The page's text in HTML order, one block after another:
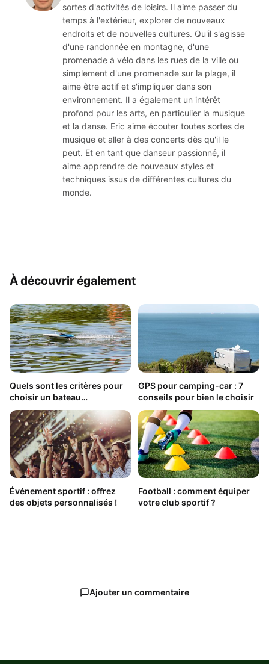
sortes d'activités de loisirs. Il aime passer du
temps à l'extérieur, explorer de nouveaux
endroits et de nouvelles cultures. Qu'il s'agisse
d'une randonnée en montagne, d'une
promenade à vélo dans les rues de la ville ou
simplement d'une promenade sur la plage, il
aime être actif et s'impliquer dans son
environnement. Il a également un intérêt
profond pour les arts, en particulier la musique
et la danse. Eric aime écouter toutes sortes de
musique et aller à des concerts dès qu'il le
peut. Et en tant que danseur passionné, il
aime apprendre de nouveaux styles et
techniques issus de différentes cultures du
monde.
À découvrir également
Quels sont les critères pour
choisir un bateau
télécommandé ?
GPS pour camping-car : 7
conseils pour bien le choisir
Événement sportif : offrez
des objets personnalisés !
Football : comment équiper
votre club sportif ?
Ajouter un commentaire